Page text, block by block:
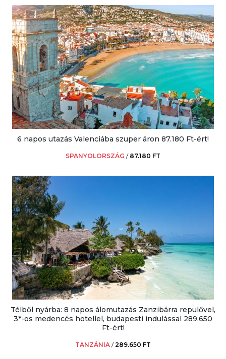
6 napos utazás Valenciába szuper áron 87.180 Ft-ért!
SPANYOLORSZÁG / 87.180 FT
Télből nyárba: 8 napos álomutazás Zanzibárra repülővel,
3*-os medencés hotellel, budapesti indulással 289.650
Ft-ért!
TANZÁNIA /289.650 FT